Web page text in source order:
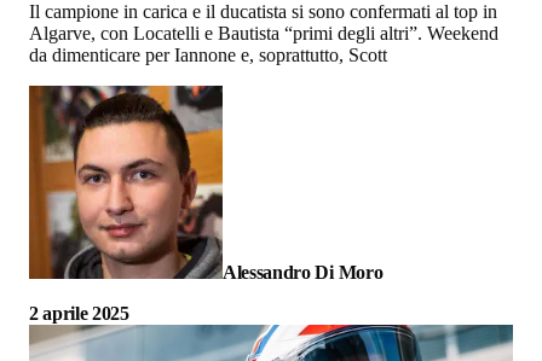
Il campione in carica e il ducatista si sono confermati al top in
Algarve, con Locatelli e Bautista “primi degli altri”. Weekend
da dimenticare per Iannone e, soprattutto, Scott
Alessandro Di Moro
2 aprile 2025